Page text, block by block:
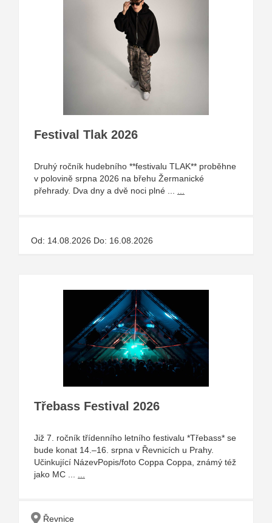
Festival Tlak 2026
Druhý ročník hudebního **festivalu TLAK** proběhne
v polovině srpna 2026 na břehu Žermanické
přehrady. Dva dny a dvě noci plné ...
Od: 14.08.2026 Do: 16.08.2026
Třebass Festival 2026
Již 7. ročník třídenního letního festivalu *Třebass* se
bude konat 14.–16. srpna v Řevnicích u Prahy.
Učinkující NázevPopis/foto Coppa Coppa, známý též
jako MC ...
Řevnice